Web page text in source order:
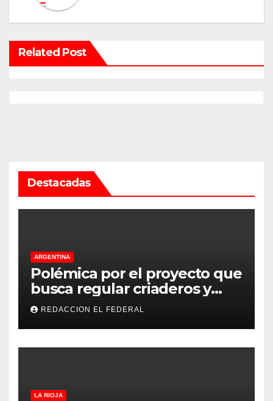
Related Post
Destacadas
ARGENTINA
Polémica por el proyecto que
busca regular criaderos y
refugios de perros y gatos:
denuncian excesos, mientras
proteccionistas reclaman
controles más duros
REDACCION EL FEDERAL
LA RIOJA